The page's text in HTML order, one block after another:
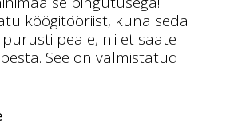
köögitööriist, kuna seda
peale, nii et saate
See on valmistatud